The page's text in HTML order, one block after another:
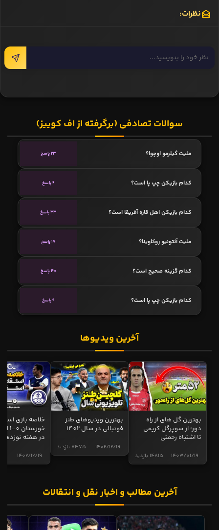
نظرات:
سوالات تصادفی (برگرفته از اف کوییز)
ملیت گیلرمو اوچوا؟ 23 پاسخ
کدام بازیکن چپ پا است؟ 6 پاسخ
کدام بازیکن اهل قاره آفریقا است؟ 33 پاسخ
ملیت آنتونیو روکاوینا؟ 17 پاسخ
کدام گزینه صحیح است؟ 40 پاسخ
کدام بازیکن چپ پا است؟ 6 پاسخ
آخرین ویدیوها
بهترین گل های از راه
دور؛ از سوپرگل کریمی
تا اشتباه رحمتی
14815 بازدید 1403/01/19
بهترین ویدیوهای طنز
فوتبالی در سال 1402
7375 بازدید 1402/12/19
خلاصه بازی
در هفته نوزدهم
1402/12/19
آخرین مطالب و اخبار نقل و انتقالات